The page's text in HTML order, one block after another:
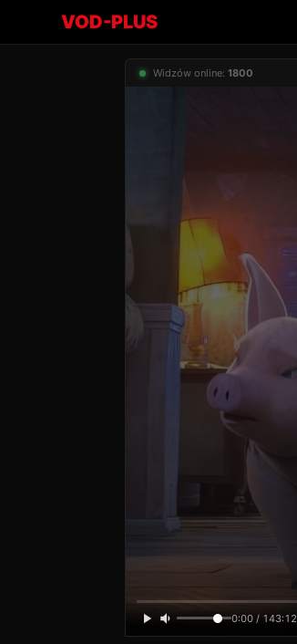
VOD-PLUS
Widzów online: 1800
0:00 / 143:12